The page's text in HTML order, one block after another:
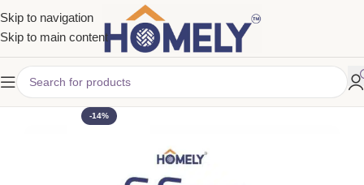
Skip to navigation
Skip to main content
-14%